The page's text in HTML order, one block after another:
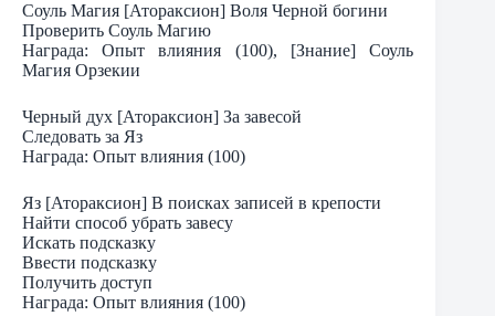
Соуль Магия [Атораксион] Воля Черной богини
Проверить Соуль Магию
Награда: Опыт влияния (100), [Знание] Соуль
Магия Орзекии
Черный дух [Атораксион] За завесой
Следовать за Яз
Награда: Опыт влияния (100)
Яз [Атораксион] В поисках записей в крепости
Найти способ убрать завесу
Искать подсказку
Ввести подсказку
Получить доступ
Награда: Опыт влияния (100)